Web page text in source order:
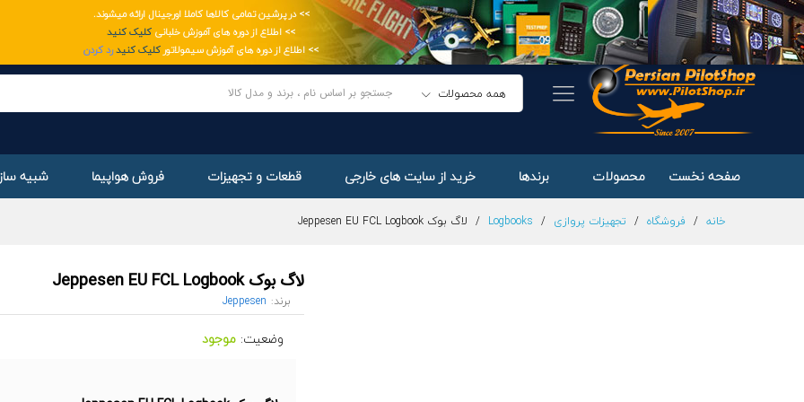
>> در پرشین تمامی کالاها کاملا اورجینال ارائه میشوند.
>> اطلاع از دوره های آموزش خلبانی کلیک کنید
>> اطلاع از دوره های آموزش سیمولاتور کلیک کنیدرد کردن
همه محصولات
صفحه نخست محصولات برندها خرید از سایت های خارجی قطعات و تجهیزات فروش هواپیما شبیه
خانه / فروشگاه / تجهیزات پروازی /
Logbooks
/ لاگ بوک Jeppesen EU FCL Logbook
لاگ بوک Jeppesen EU FCL Logbook
برند: Jeppesen
وضعیت: موجود
توضیحات